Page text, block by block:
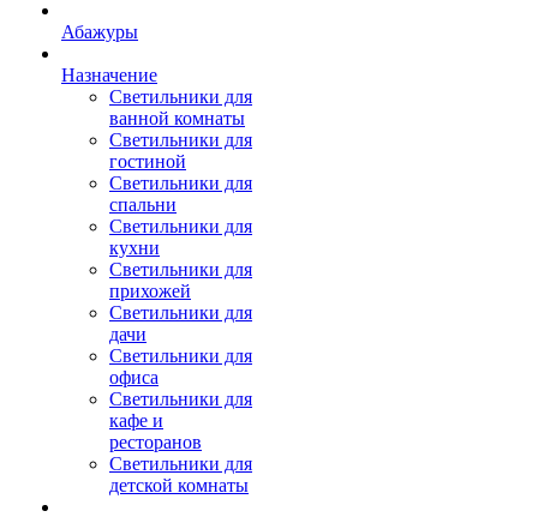
Абажуры
Назначение
Светильники для
ванной комнаты
Светильники для
гостиной
Светильники для
спальни
Светильники для
кухни
Светильники для
прихожей
Светильники для
дачи
Светильники для
офиса
Светильники для
кафе и
ресторанов
Светильники для
детской комнаты